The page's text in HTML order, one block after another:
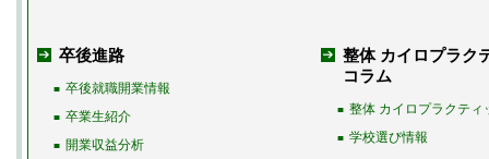
卒後進路
■ 卒後就職開業情報
■ 卒業生紹介
■ 開業収益分析
整体 カイロプラク
コラム
■ 整体 カイロプラクティ
■ 学校選び情報